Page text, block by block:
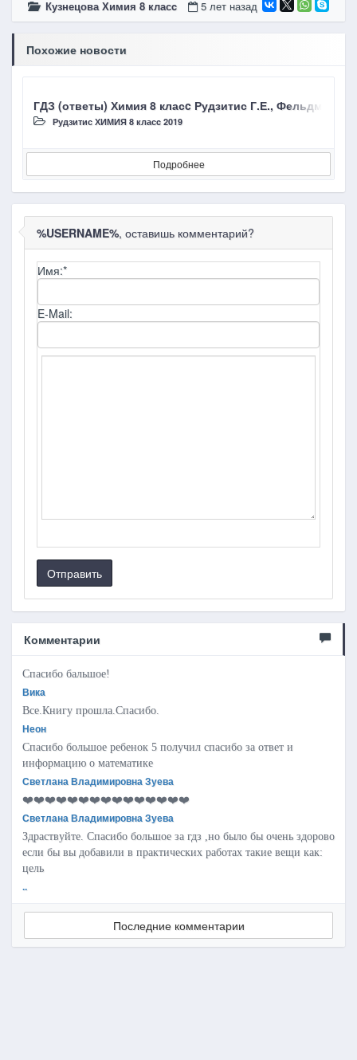
Кузнецова Химия 8 класc 5 лет назад
Похожие новости
ГДЗ (ответы) Химия 8 класc Рудзитис Г.Е., Фельдман
Рудзитис ХИМИЯ 8 класc 2019
Подробнее
%USERNAME%, оставишь комментарий?
Имя:*
E-Mail:
Отправить
Комментарии
Спасибо бальшое!
Вика
Все.Книгу прошла.Спасибо.
Неон
Спасибо большое ребенок 5 получил спасибо за ответ и
информацию о математике
Светлана Владимировна Зуева
❤️❤️❤️❤️❤️❤️❤️❤️❤️❤️❤️❤️❤️❤️❤️
Светлана Владимировна Зуева
Здраствуйте. Спасибо большое за гдз ,но было бы очень здорово
если бы вы добавили в практических работах такие вещи как:
цель
..
Последние комментарии